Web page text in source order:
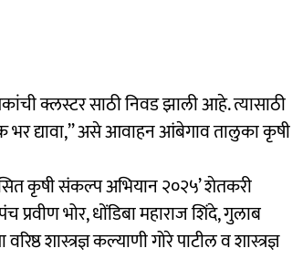
क्लस्टर साठी निवड झाली आहे. त्यासाठी
द्यावा,’’ असे आवाहन आंबेगाव तालुका कृषी
कृषी संकल्प अभियान २०२५’ शेतकरी
भोर, धोंडिबा महाराज शिंदे, गुलाब
शास्त्रज्ञ कल्याणी गोरे पाटील व शास्त्रज्ञ